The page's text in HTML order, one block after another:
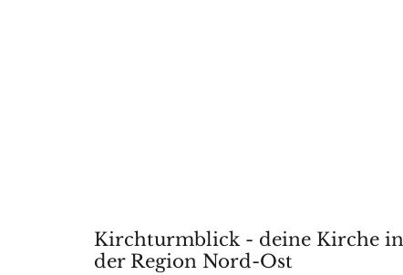
Kirchturmblick - deine Kirche in
der Region Nord-Ost